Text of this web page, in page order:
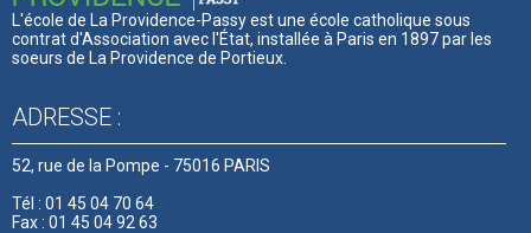
L'école de La Providence-Passy est une école catholique sous
contrat d'Association avec l'État, installée à Paris en 1897 par les
soeurs de La Providence de Portieux.
ADRESSE :
52, rue de la Pompe - 75016 PARIS
Tél : 01 45 04 70 64
Fax : 01 45 04 92 63